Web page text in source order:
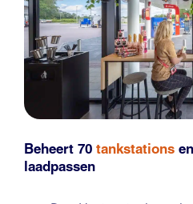
Beheert 70 tankstations
laadpassen